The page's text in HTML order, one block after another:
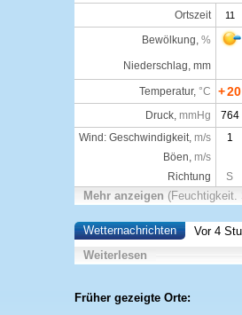
Ortszeit
11
Bewölkung, %
Niederschlag, mm
Temperatur, °C +20
Druck, mmHg 764
Wind: Geschwindigkeit, m/s 1
Böen, m/s
Richtung
S
Mehr anzeigen (Feuchtigkeit.
Wetternachrichten Vor 4
Weiterlesen
Früher gezeigte Orte: